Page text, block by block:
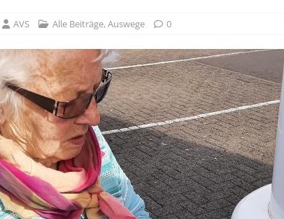
AVS Alle Beiträge,Auswege 0